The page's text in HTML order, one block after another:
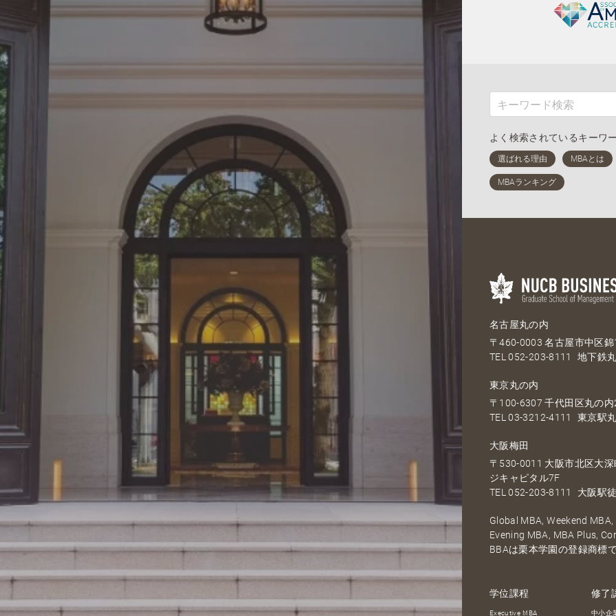
よく検索されているキーワ
名古屋丸の内
〒460-0003 名古屋市中区
TEL052-203-8111 地下鉄
東京丸の内
〒100-6307 千代田区丸の
TEL03-3212-4111 東京駅
大阪梅田
〒530-0011 大阪市北区大
ジキャピタル7F
TEL052-203-8111 大阪駅
Global MBA, Weekend
Evening MBA, MBA Plus,
BBAは栗本学園の登録商標
学位課程
Executive MBA
修了
中小企